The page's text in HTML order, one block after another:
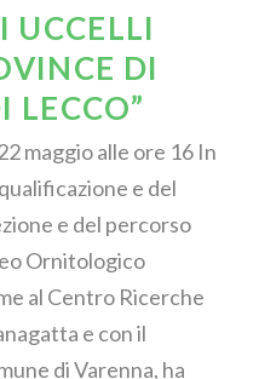
UCCELLI
DI
LECCO”
maggio alle ore 16 In
e del
e del percorso
Ornitologico
al Centro Ricerche
e con il
di Varenna, ha